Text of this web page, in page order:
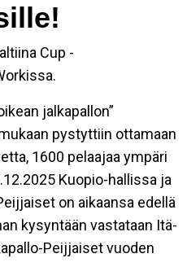
Cup -
.
jalkapallon”
pystyttiin ottamaan
1600 pelaajaa ympäri
Kuopio-hallissa ja
on aikaansa edellä
kysyntään vastataan Itä-
Peijjaisetvuoden